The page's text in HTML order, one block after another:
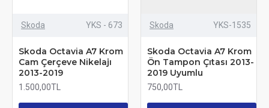
Skoda YKS - 673
Skoda Octavia A7 Krom
Cam Çerçeve Nikelajı
2013-2019
1.500,00TL
Skoda YKS-1535
Skoda Octavia A7 Krom
Ön Tampon Çıtası 2013-
2019 Uyumlu
750,00TL